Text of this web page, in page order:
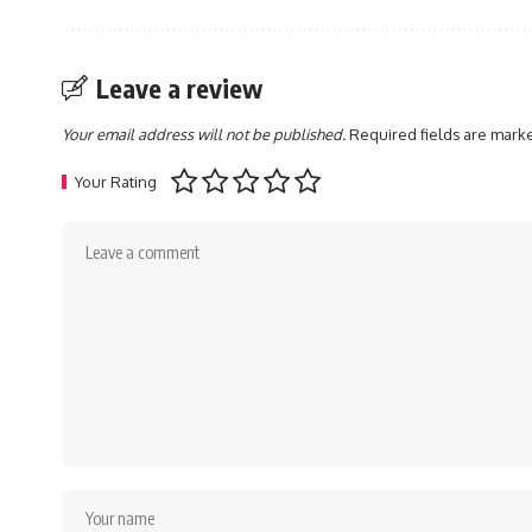
Leave a review
Your email address will not be published.Required fields are
Your Rating